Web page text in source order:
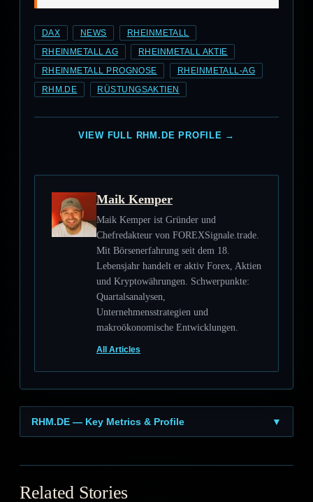
DAX NEWS RHEINMETALL
RHEINMETALL AG RHEINMETALL AKTIE
RHEINMETALL PROGNOSE RHEINMETALL-AG
RHM.DE RÜSTUNGSAKTIEN
VIEW FULL RHM.DE PROFILE →
Maik Kemper
Maik Kemper ist Gründer und
Chefredakteur von FOREXSignale.trade.
Mit Börsenerfahrung seit dem 18.
Lebensjahr handelt er aktiv Forex, Aktien
und Kryptowährungen. Schwerpunkte:
Quartalsanalysen,
Unternehmensstrategien und
makroökonomische Entwicklungen.
All Articles
RHM.DE — Key Metrics & Profile ▼
Related Stories